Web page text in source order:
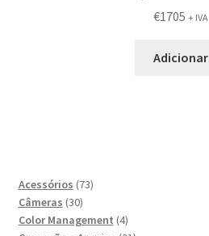
€1705 + IVA
Adicionar
Acessórios 7373
Câmeras 3030
produtos
Color Management 44